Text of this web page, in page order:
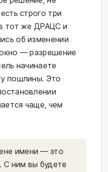
строго три
тот же ДРАЦС и
об изменении
— разрешение
начинаете
пошлины. Это
чаще, чем
имени — это
С ним вы будете